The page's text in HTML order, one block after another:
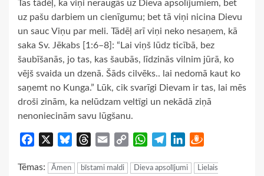
Tas tādēļ, ka viņi neraugās uz Dieva apsolījumiem, bet
uz pašu darbiem un cienīgumu; bet tā viņi nicina Dievu
un sauc Viņu par meli. Tādēļ arī viņi neko nesaņem, kā
saka Sv. Jēkabs [1:6–8]: “Lai viņš lūdz ticībā, bez
šaubīšanās, jo tas, kas šaubās, līdzinās vilnim jūrā, ko
vējš svaida un dzenā. Šāds cilvēks.. lai nedomā kaut ko
saņemt no Kunga.” Lūk, cik svarīgi Dievam ir tas, lai mēs
droši zinām, ka nelūdzam veltīgi un nekādā ziņā
nenoniecinām savu lūgšanu.
Facebook BlueskyThreads
Email
Copy
WhatsApp
TelegramLinkedIn
Tēmas: Āmen bīstami maldi Dieva apsolījumi
Lielais